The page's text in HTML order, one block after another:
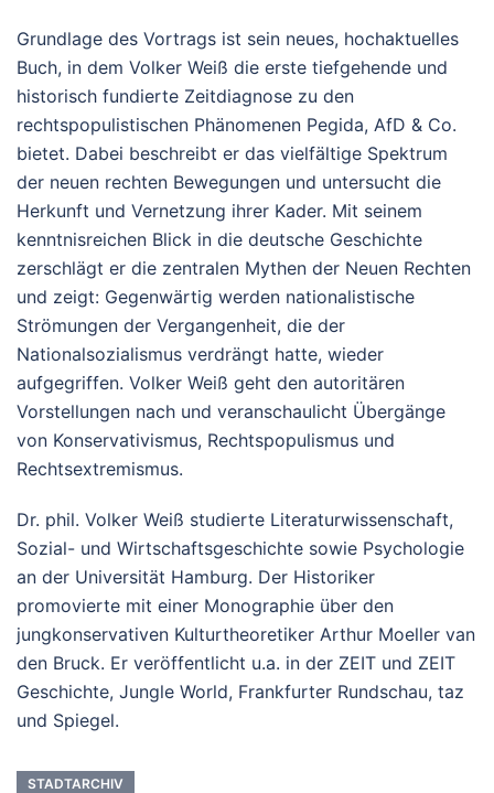
Grundlage des Vortrags ist sein neues, hochaktuelles
Buch, in dem Volker Weiß die erste tiefgehende und
historisch fundierte Zeitdiagnose zu den
rechtspopulistischen Phänomenen Pegida, AfD & Co.
bietet. Dabei beschreibt er das vielfältige Spektrum
der neuen rechten Bewegungen und untersucht die
Herkunft und Vernetzung ihrer Kader. Mit seinem
kenntnisreichen Blick in die deutsche Geschichte
zerschlägt er die zentralen Mythen der Neuen Rechten
und zeigt: Gegenwärtig werden nationalistische
Strömungen der Vergangenheit, die der
Nationalsozialismus verdrängt hatte, wieder
aufgegriffen. Volker Weiß geht den autoritären
Vorstellungen nach und veranschaulicht Übergänge
von Konservativismus, Rechtspopulismus und
Rechtsextremismus.
Dr. phil. Volker Weiß studierte Literaturwissenschaft,
Sozial- und Wirtschaftsgeschichte sowie Psychologie
an der Universität Hamburg. Der Historiker
promovierte mit einer Monographie über den
jungkonservativen Kulturtheoretiker Arthur Moeller van
den Bruck. Er veröffentlicht u.a. in der ZEIT und ZEIT
Geschichte, Jungle World, Frankfurter Rundschau, taz
und Spiegel.
STADTARCHIV